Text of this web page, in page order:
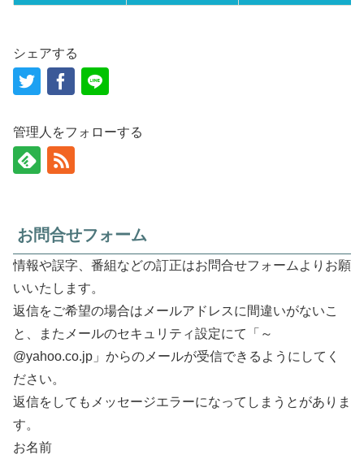
シェアする
管理人をフォローする
お問合せフォーム
情報や誤字、番組などの訂正はお問合せフォームよりお願
いいたします。
返信をご希望の場合はメールアドレスに間違いがないこ
と、またメールのセキュリティ設定にて「～
@yahoo.co.jp」からのメールが受信できるようにしてく
ださい。
返信をしてもメッセージエラーになってしまうとがありま
す。
お名前